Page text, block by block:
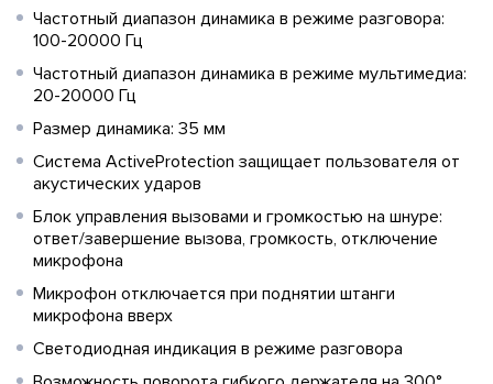
Частотный диапазон динамика в режиме разговора:
100-20000 Гц
Частотный диапазон динамика в режиме мультимедиа:
20-20000 Гц
Размер динамика: 35 мм
Система ActiveProtection защищает пользователя от
акустических ударов
Блок управления вызовами и громкостью на шнуре:
ответ/завершение вызова, громкость, отключение
микрофона
Микрофон отключается при поднятии штанги
микрофона вверх
Светодиодная индикация в режиме разговора